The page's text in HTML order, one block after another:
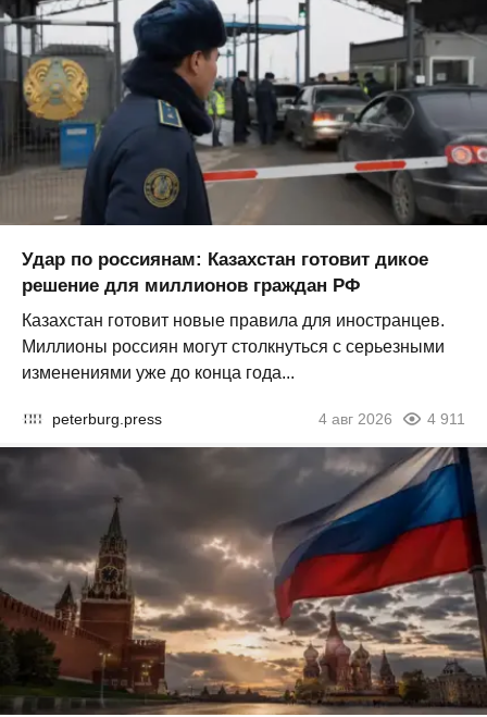
Удар по россиянам: Казахстан готовит дикое
решение для миллионов граждан РФ
Казахстан готовит новые правила для иностранцев.
Миллионы россиян могут столкнуться с серьезными
изменениями уже до конца года...
peterburg.press 4 авг 2026 4 911